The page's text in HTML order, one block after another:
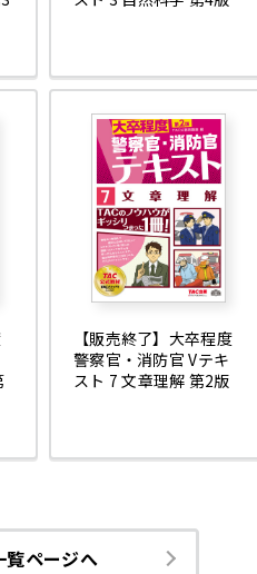
【販売終了】大卒程度
警察官・消防官 Vテキ
スト 7 文章理解 第2版
覧ページへ